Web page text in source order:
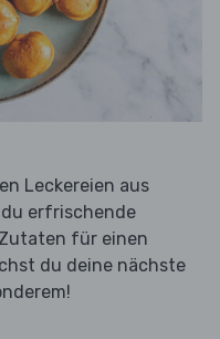
Leckereien aus
erfrischende
für einen
du deine nächste